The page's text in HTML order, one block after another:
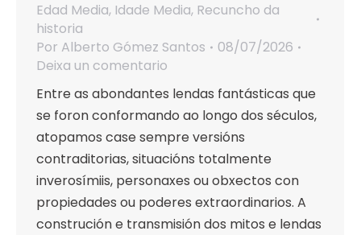
Edad Media, Idade Media, Recuncho da
historia
Por Alberto Gómez Santos
08/07/2026
Deixa un comentario
Entre as abondantes lendas fantásticas que
se foron conformando ao longo dos séculos,
atopamos case sempre versións
contraditorias, situacións totalmente
inverosímiis, personaxes ou obxectos con
propiedades ou poderes extraordinarios. A
construción e transmisión dos mitos e lendas